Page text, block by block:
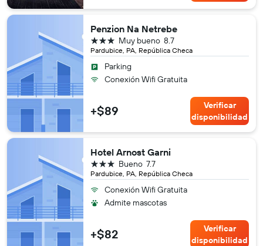
Penzion Na Netrebe
Pardubice, PA, República Checa
8.7
Muy bueno
3 estrellas
Parking
Conexión Wifi Gratuita
+$89
Verificar
disponibilidad
Hotel Arnost Garni
Pardubice, PA, República Checa
7.7
Bueno
3 estrellas
Conexión Wifi Gratuita
Admite mascotas
+$82
Verificar
disponibilidad